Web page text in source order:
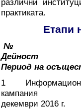
различни
практиката.
Етапи
№
Дейност
Период на
1
кампания
декември 2016 г.